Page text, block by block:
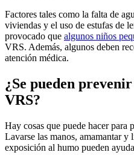
Factores tales como la falta de
viviendas y el uso de estufas de
provocado que algunos niños
VRS. Además, algunos deben
atención médica.
¿Se pueden
VRS?
Hay cosas que puede hacer para
Lavarse las manos, amamantar
exposición al humo pueden